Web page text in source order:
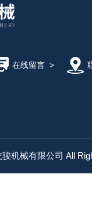
在线留言>
机械有限公司 All